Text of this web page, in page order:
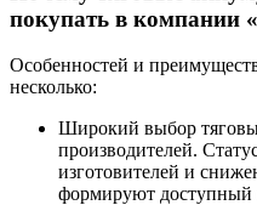
покупать в компании
Особенностей и
несколько:
Широкий выбор
производителей.
изготовителей и
формируют доступный